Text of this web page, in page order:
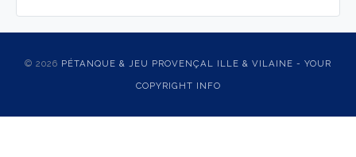
© 2026 PÉTANQUE & JEU PROVENÇAL ILLE & VILAINE - YOUR
COPYRIGHT INFO